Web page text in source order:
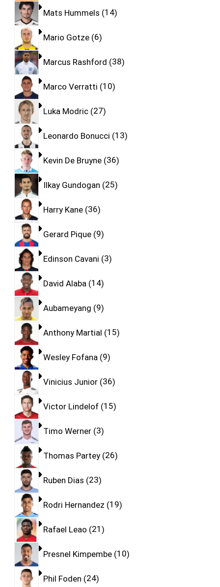
Mats Hummels 14
Mario Gotze 6
Marcus Rashford 38
Marco Verratti 10
Luka Modric 27
Leonardo Bonucci 13
Kevin De Bruyne 36
Ilkay Gundogan 25
Harry Kane 36
Gerard Pique 9
Edinson Cavani 3
David Alaba 14
Aubameyang 9
Anthony Martial 15
Wesley Fofana 9
Vinicius Junior 36
Victor Lindelof 15
Timo Werner 3
Thomas Partey 26
Ruben Dias 23
Rodri Hernandez 19
Rafael Leao 21
Presnel Kimpembe 10
Phil Foden 24